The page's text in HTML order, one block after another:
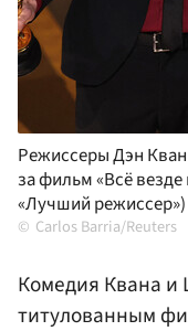
Режиссеры Дэн
за фильм «Всё
«Лучший режиссер»)
Carlos Barria/Reuters
Комедия Квана
титулованным